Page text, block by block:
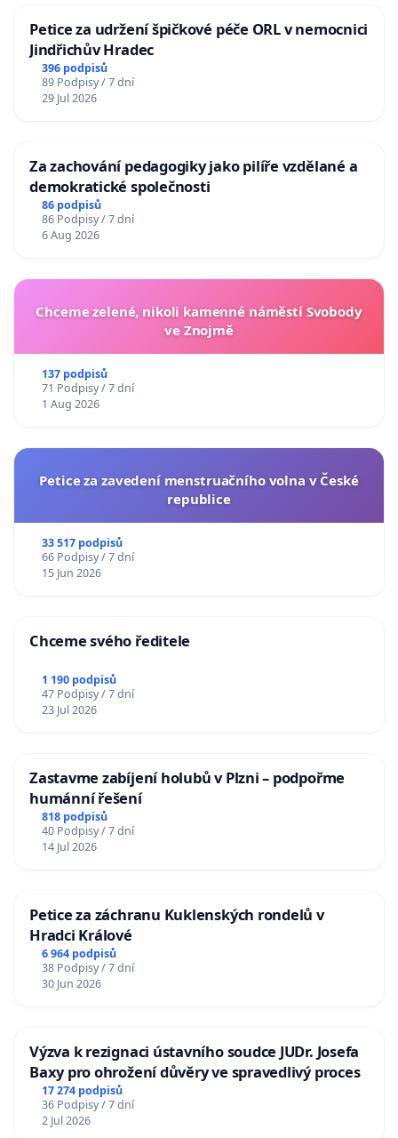
Petice za udržení špičkové péče ORL v nemocnici
Jindřichův Hradec
396 podpisů
89 Podpisy / 7 dní
29 Jul 2026
Za zachování pedagogiky jako pilíře vzdělané a
demokratické společnosti
86 podpisů
86 Podpisy / 7 dní
6 Aug 2026
Chceme zelené, nikoli kamenné náměstí Svobody
ve Znojmě
137 podpisů
71 Podpisy / 7 dní
1 Aug 2026
Petice za zavedení menstruačního volna v České
republice
33 517 podpisů
66 Podpisy / 7 dní
15 Jun 2026
Chceme svého ředitele
1 190 podpisů
47 Podpisy / 7 dní
23 Jul 2026
Zastavme zabíjení holubů v Plzni – podpořme
humánní řešení
818 podpisů
40 Podpisy / 7 dní
14 Jul 2026
Petice za záchranu Kuklenských rondelů v
Hradci Králové
6 964 podpisů
38 Podpisy / 7 dní
30 Jun 2026
Výzva k rezignaci ústavního soudce JUDr. Josefa
Baxy pro ohrožení důvěry ve spravedlivý proces
17 274 podpisů
36 Podpisy / 7 dní
2 Jul 2026